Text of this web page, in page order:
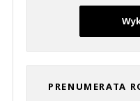
PRENUMERATA